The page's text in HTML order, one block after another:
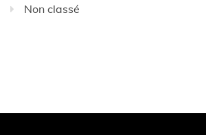
Non classé